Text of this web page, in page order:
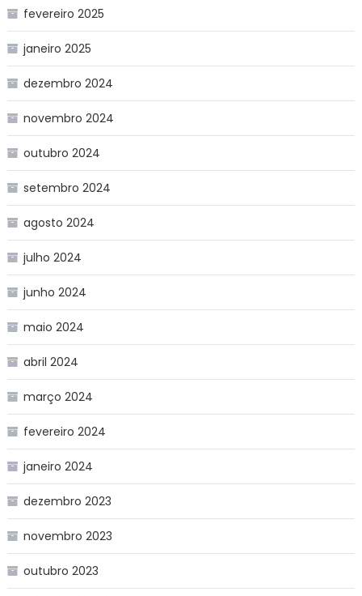
fevereiro 2025
janeiro 2025
dezembro 2024
novembro 2024
outubro 2024
setembro 2024
agosto 2024
julho 2024
junho 2024
maio 2024
abril 2024
março 2024
fevereiro 2024
janeiro 2024
dezembro 2023
novembro 2023
outubro 2023